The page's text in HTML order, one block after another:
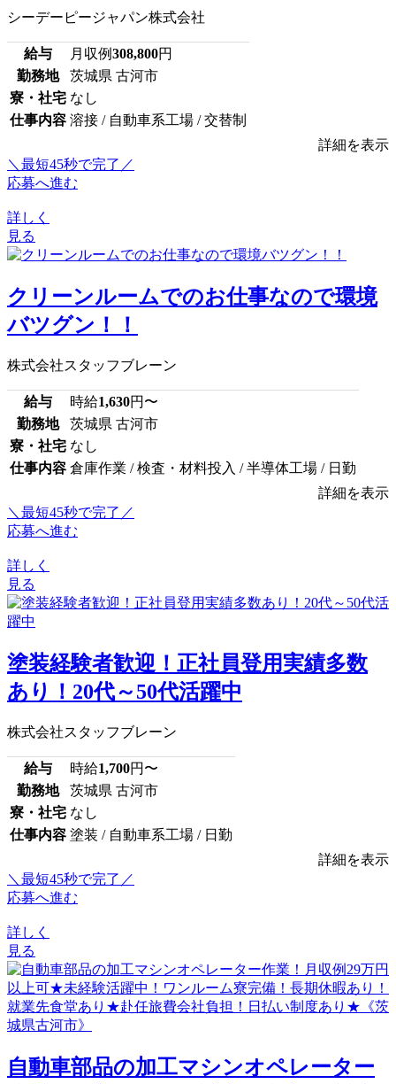
シーデーピージャパン株式会社
給与 月収例308,800円
勤務地
茨城県 古河市
寮・社宅 なし
仕事内容 溶接 / 自動車系工場 / 交替制
詳細を表示
＼最短45秒で完了／
応募へ進む
詳しく
見る
クリーンルームでのお仕事なので環境
バツグン！！
株式会社スタッフブレーン
給与 時給1,630円〜
勤務地
茨城県 古河市
寮・社宅 なし
仕事内容 倉庫作業 / 検査・材料投入 / 半導体工場 / 日勤
詳細を表示
＼最短45秒で完了／
応募へ進む
詳しく
見る
塗装経験者歓迎！正社員登用実績多数
あり！20代～50代活躍中
株式会社スタッフブレーン
給与 時給1,700円〜
勤務地
茨城県 古河市
寮・社宅 なし
仕事内容 塗装 / 自動車系工場 / 日勤
詳細を表示
＼最短45秒で完了／
応募へ進む
詳しく
見る
自動車部品の加工マシンオペレーター